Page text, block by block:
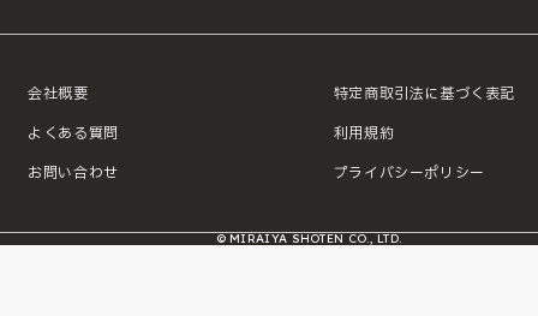
会社概要
よくある質問
お問い合わせ
特定商取引法に基づく表記
利用規約
プライバシーポリシー
© MIRAIYA SHOTEN CO., LTD.